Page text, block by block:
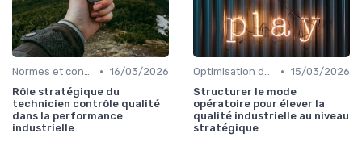
Normes et conformité • 16/03/2026
Rôle stratégique du
technicien contrôle qualité
dans la performance
industrielle
Optimisation des processus • 15/03/2026
Structurer le mode
opératoire pour élever la
qualité industrielle au niveau
stratégique